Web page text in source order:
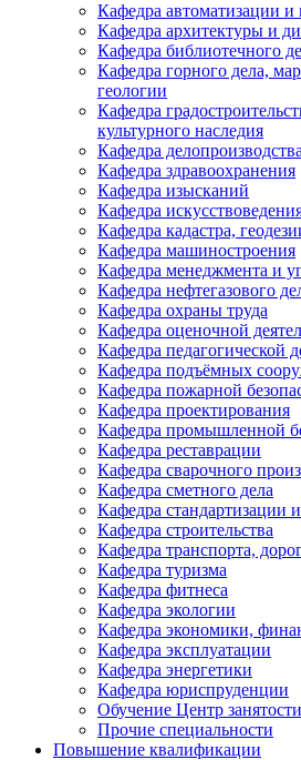
Кафедра автоматизации
Кафедра архитектуры и
Кафедра библиотечного
Кафедра горного дела,
геологии
Кафедра
культурного наследия
Кафедра
Кафедра здравоохранения
Кафедра изысканий
Кафедра
Кафедра кадастра,
Кафедра машиностроения
Кафедра менеджмента и
Кафедра нефтегазового
Кафедра охраны труда
Кафедра оценочной
Кафедра педагогической
Кафедра подъёмных
Кафедра пожарной
Кафедра проектирования
Кафедра промышленной
Кафедра реставрации
Кафедра сварочного
Кафедра сметного дела
Кафедра стандартизации
Кафедра строительства
Кафедра транспорта,
Кафедра туризма
Кафедра фитнеса
Кафедра экологии
Кафедра экономики,
Кафедра эксплуатации
Кафедра энергетики
Кафедра юриспруденции
Обучение Центр
Прочие специальности
Повышение квалификации